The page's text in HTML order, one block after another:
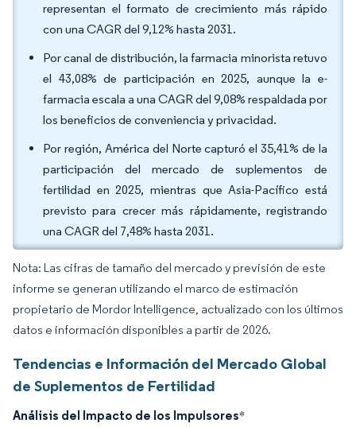
representan el formato de crecimiento más rápido
con una CAGR del 9,12% hasta 2031.
Por canal de distribución, la farmacia minorista retuvo
el 43,08% de participación en 2025, aunque la e-
farmacia escala a una CAGR del 9,08% respaldada por
los beneficios de conveniencia y privacidad.
Por región, América del Norte capturó el 35,41% de la
participación del mercado de suplementos de
fertilidad en 2025, mientras que Asia-Pacífico está
previsto para crecer más rápidamente, registrando
una CAGR del 7,48% hasta 2031.
Nota: Las cifras de tamaño del mercado y previsión de este
informe se generan utilizando el marco de estimación
propietario de Mordor Intelligence, actualizado con los últimos
datos e información disponibles a partir de 2026.
Tendencias e Información del Mercado Global
de Suplementos de Fertilidad
Análisis del Impacto de los Impulsores*